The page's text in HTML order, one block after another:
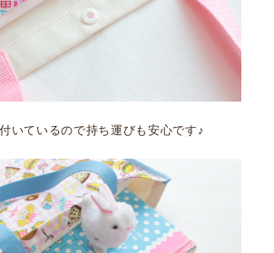
いているので持ち運びも安心です♪